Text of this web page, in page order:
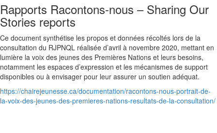
Rapports Racontons-nous – Sharing Our
Stories reports
Ce document synthétise les propos et données récoltés lors de la
consultation du RJPNQL réalisée d’avril à novembre 2020, mettant en
lumière la voix des jeunes des Premières Nations et leurs besoins,
notamment les espaces d’expression et les mécanismes de support
disponibles ou à envisager pour leur assurer un soutien adéquat.
https://chairejeunesse.ca/documentation/racontons-nous-portrait-de-
la-voix-des-jeunes-des-premieres-nations-resultats-de-la-consultation/